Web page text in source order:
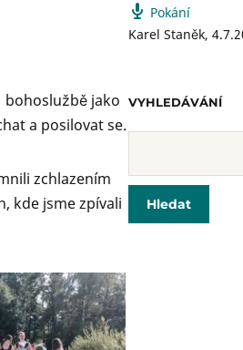
bohoslužbě jako
a posilovat se.
zchlazením
kde jsme zpívali
Pokání
Karel Staněk,
VYHLEDÁVÁNÍ